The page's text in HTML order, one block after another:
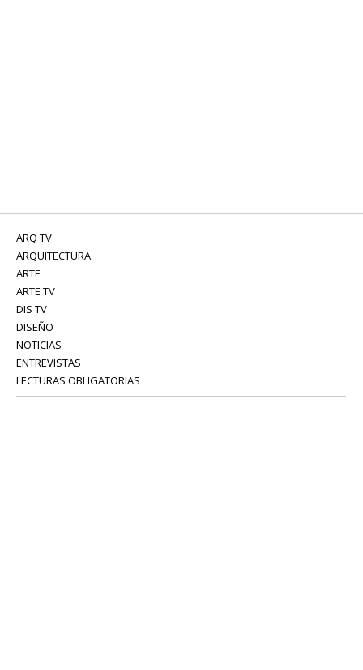
ARQ TV
ARQUITECTURA
ARTE
ARTE TV
DIS TV
DISEÑO
NOTICIAS
ENTREVISTAS
LECTURAS OBLIGATORIAS